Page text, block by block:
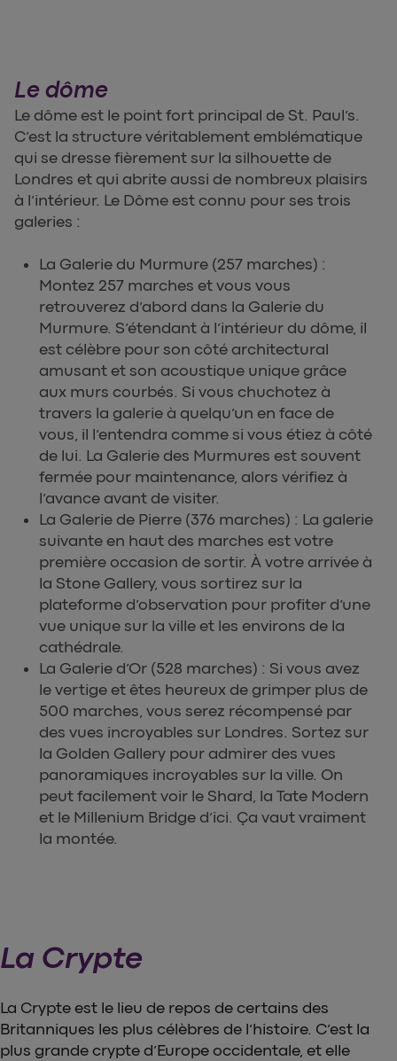
Le dôme
Le dôme est le point fort principal de St. Paul’s.
C’est la structure véritablement emblématique
qui se dresse fièrement sur la silhouette de
Londres et qui abrite aussi de nombreux plaisirs
à l’intérieur. Le Dôme est connu pour ses trois
galeries :
La Galerie du Murmure (257 marches) :
Montez 257 marches et vous vous
retrouverez d’abord dans la Galerie du
Murmure. S’étendant à l’intérieur du dôme, il
est célèbre pour son côté architectural
amusant et son acoustique unique grâce
aux murs courbés. Si vous chuchotez à
travers la galerie à quelqu’un en face de
vous, il l’entendra comme si vous étiez à côté
de lui. La Galerie des Murmures est souvent
fermée pour maintenance, alors vérifiez à
l’avance avant de visiter.
La Galerie de Pierre (376 marches) : La galerie
suivante en haut des marches est votre
première occasion de sortir. À votre arrivée à
la Stone Gallery, vous sortirez sur la
plateforme d’observation pour profiter d’une
vue unique sur la ville et les environs de la
cathédrale.
La Galerie d’Or (528 marches) : Si vous avez
le vertige et êtes heureux de grimper plus de
500 marches, vous serez récompensé par
des vues incroyables sur Londres. Sortez sur
la Golden Gallery pour admirer des vues
panoramiques incroyables sur la ville. On
peut facilement voir le Shard, la Tate Modern
et le Millenium Bridge d’ici. Ça vaut vraiment
la montée.
La Crypte
La Crypte est le lieu de repos de certains des
Britanniques les plus célèbres de l’histoire. C’est la
plus grande crypte d’Europe occidentale, et elle